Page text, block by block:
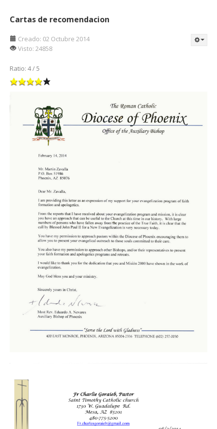
Cartas de recomendacion
Creado: 02 Octubre 2014
Visto: 24858
Ratio: 4/5